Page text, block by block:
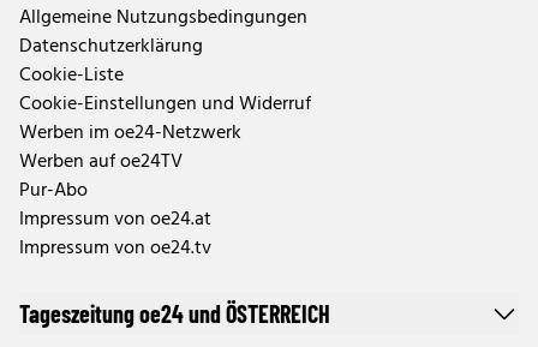
Allgemeine Nutzungsbedingungen
Datenschutzerklärung
Cookie-Liste
Cookie-Einstellungen und Widerruf
Werben im oe24-Netzwerk
Werben auf oe24TV
Pur-Abo
Impressum von oe24.at
Impressum von oe24.tv
Tageszeitung oe24 und ÖSTERREICH